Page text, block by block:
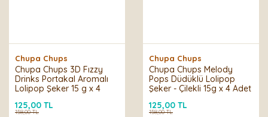
Chupa Chups
Chupa Chups 3D Fızzy
Drinks Portakal Aromalı
Lolipop Şeker 15 g x 4
125,00 TL
158,00 TL
Chupa Chups
Chupa Chups Melody
Pops Düdüklü Lolipop
Şeker - Çilekli 15g x 4 Adet
125,00 TL
158,00 TL